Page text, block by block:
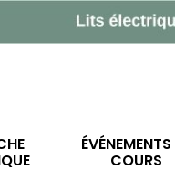
ÉVÉNEMENTS
COURS